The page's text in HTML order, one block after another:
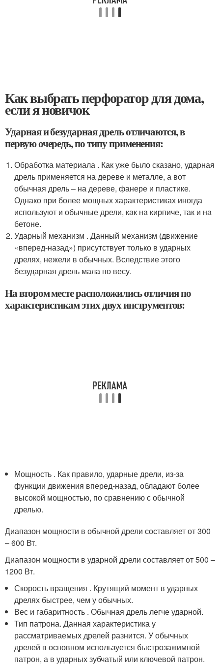
Как выбрать перфоратор для дома,
если я новичок
Ударная и безударная дрель отличаются, в
первую очередь, по типу применения:
Обработка материала . Как уже было сказано, ударная
дрель применяется на дереве и металле, а вот
обычная дрель – на дереве, фанере и пластике.
Однако при более мощных характеристиках иногда
используют и обычные дрели, как на кирпиче, так и на
бетоне.
Ударный механизм . Данный механизм (движение
«вперед-назад») присутствует только в ударных
дрелях, нежели в обычных. Вследствие этого
безударная дрель мала по весу.
На втором месте расположились отличия по
характеристикам этих двух инструментов:
Мощность . Как правило, ударные дрели, из-за
функции движения вперед-назад, обладают более
высокой мощностью, по сравнению с обычной
дрелью.
Диапазон мощности в обычной дрели составляет от 300
– 600 Вт.
Диапазон мощности в ударной дрели составляет от 500 –
1200 Вт.
Скорость вращения . Крутящий момент в ударных
дрелях быстрее, чем у обычных.
Вес и габаритность . Обычная дрель легче ударной.
Тип патрона. Данная характеристика у
рассматриваемых дрелей разнится. У обычных
дрелей в основном используется быстрозажимной
патрон, а в ударных зубчатый или ключевой патрон.